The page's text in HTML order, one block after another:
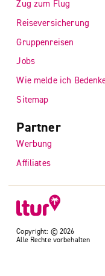
Copyright: © 2026
Alle Rechte vorbehalten
Zug zum Flug
Reiseversicherung
Gruppenreisen
Jobs
Wie melde ich
Sitemap
Partner
Werbung
Affiliates